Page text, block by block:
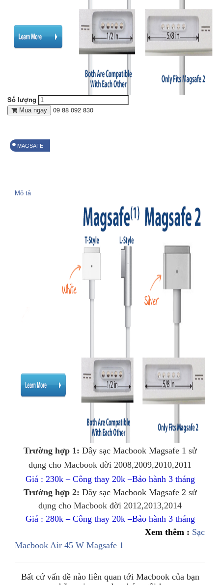
Số lượng
Mua ngay 09 88 092 830
MAGSAFE
Mô tả
Trường hợp 1: Dây sạc Macbook Magsafe 1 sử
dụng cho Macbook đời 2008,2009,2010,2011
Giá : 230k – Công thay 20k –Bảo hành 3 tháng
Trường hợp 2: Dây sạc Macbook Magsafe 2 sử
dụng cho Macbook đời 2012,2013,2014
Giá : 280k – Công thay 20k –Bảo hành 3 tháng
Xem thêm : Sạc
Macbook Air 45 W Magsafe 1
Bất cứ vấn đề nào liên quan tới Macbook của bạn